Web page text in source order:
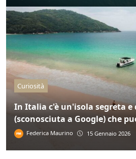
Curiosità
In Italia c'è un'isola segreta
(sconosciuta a Google) che
Federica Maurino 15 Gennaio 2026